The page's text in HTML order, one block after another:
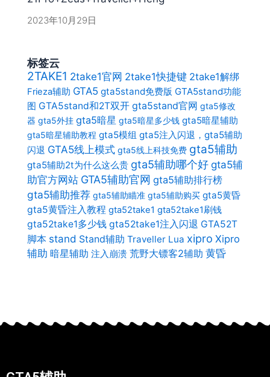
2023年10月29日
标签云
2TAKE1 2take1官网 2take1快捷键 2take1解绑
Frieza辅助 GTA5 gta5stand免费版 GTA5stand功能
图 GTA5stand和2T双开 gta5stand官网 gta5修改
器 gta5外挂 gta5暗星 gta5暗星多少钱 gta5暗星辅助
gta5暗星辅助教程 gta5模组 gta5注入闪退，gta5辅助
闪退 GTA5线上模式 gta5线上科技免费 gta5辅助
gta5辅助2t为什么这么贵 gta5辅助哪个好gta5辅
助官方网站 GTA5辅助官网 gta5辅助排行榜
gta5辅助推荐 gta5辅助瞄准 gta5辅助购买 gta5黄昏
gta5黄昏注入教程 gta52take1 gta52take1刷钱
gta52take1多少钱 gta52take1注入闪退 GTA52T
脚本 stand Stand辅助 Traveller Lua xipro Xipro
辅助 暗星辅助 注入崩溃 荒野大镖客2辅助 黄昏